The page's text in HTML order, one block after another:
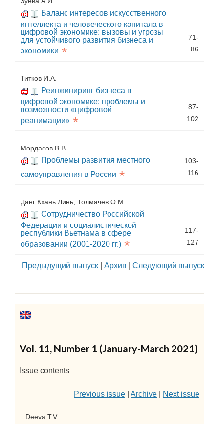
Баланс интересов искусственного
интеллекта и человеческого капитала в
цифровой экономике: вызовы и угрозы
для устойчивого развития бизнеса и
экономики *
71-
86
Титков И.А.
Реинжиниринг бизнеса в
цифровой экономике: проблемы и
возможности «цифровой
реанимации» *
87-
102
Мордасов В.В.
Проблемы развития местного
самоуправления в России *
103-
116
Данг Кхань Линь, Толмачев О.М.
Сотрудничество Российской
Федерации и социалистической
республики Вьетнама в сфере
образовании (2001-2020 гг.) *
117-
127
Предыдущий выпуск Архив Следующий выпуск
Vol. 11, Number 1 (January-March 2021)
Issue contents
Previous issue Archive Next issue
Deeva T.V.